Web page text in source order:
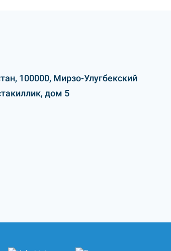
100000, Мирзо-Улугбекский
дом 5